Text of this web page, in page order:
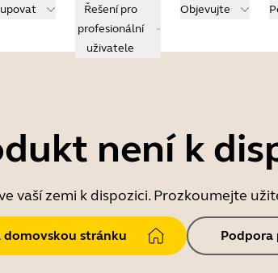
Řešení pro
profesionální
uživatele
Objevujte
není k
vaší zemi k dispozici. Prozkoumejte
domovskou stránku